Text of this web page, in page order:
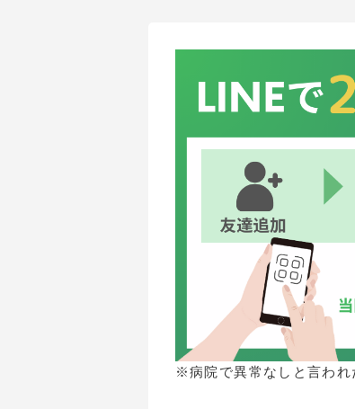
※病院で異常なしと言われ